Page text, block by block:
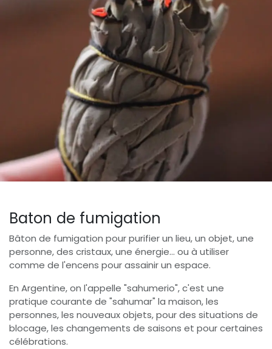
Baton de fumigation
Bâton de fumigation pour purifier un lieu, un objet, une
personne, des cristaux, une énergie... ou à utiliser
comme de l'encens pour assainir un espace.
En Argentine, on l'appelle "sahumerio", c'est une
pratique courante de "sahumar" la maison, les
personnes, les nouveaux objets, pour des situations de
blocage, les changements de saisons et pour certaines
célébrations.